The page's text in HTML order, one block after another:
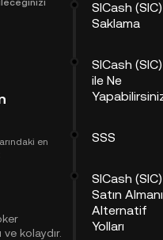
en
kolaydır.
SICash (SIC)
Saklama
SICash (SIC)
ile Ne
SSS
SICash (SIC)
Satın
Alternatif
Yolları